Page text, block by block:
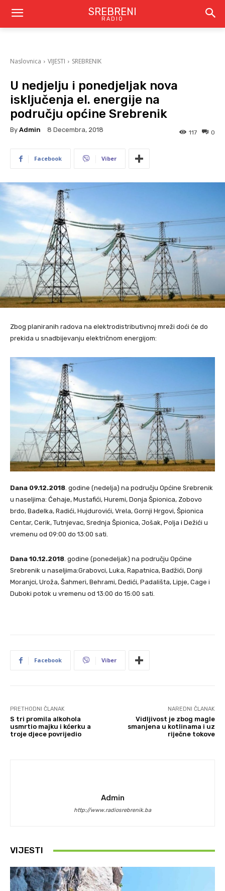
SREBRENI
RADIO
Naslovnica VIJESTI SREBRENIK
U nedjelju i ponedjeljak nova
isključenja el. energije na
području općine Srebrenik
By Admin 8 Decembra, 2018 0
117
Facebook Viber
Zbog planiranih radova na elektrodistributivnoj mreži doći će do
prekida u snadbijevanju električnom energijom:
Dana 09.12.2018. godine (nedelja) na području Općine Srebrenik
u naseljima: Ćehaje, Mustafići, Huremi, Donja Špionica, Zobovo
brdo, Badelka, Radići, Hujdurovići, Vrela, Gornji Hrgovi, Špionica
Centar, Cerik, Tutnjevac, Srednja Špionica, Jošak, Polja i Dežići u
vremenu od 09:00 do 13:00 sati.
Dana 10.12.2018. godine (ponedeljak) na području Općine
Srebrenik u naseljima:Grabovci, Luka, Rapatnica, Badžići, Donji
Moranjci, Uroža, Šahmeri, Behrami, Dedići, Padališta, Lipje, Cage i
Duboki potok u vremenu od 13:00 do 15:00 sati.
Facebook Viber
PRETHODNI ČLANAK
S tri promila alkohola
usmrtio majku i kćerku a
troje djece povrijedio
NAREDNI ČLANAK
Vidljivost je zbog magle
smanjena u kotlinama i uz
riječne tokove
Admin
http://www.radiosrebrenik.ba
VIJESTI